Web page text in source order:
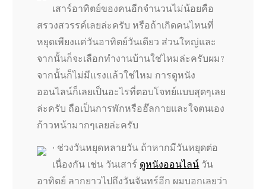
เสาร์อาทิตย์ของคนอีกจำนวนไม่น้อยคือ
สรวงสวรรค์เลยล่ะครับ หรือถ้าเกิดคนไหนที่
หยุดเพียงแค่วันอาทิตย์วันเดียว ส่วนใหญ่และ
จากนั้นก็จะเลือกทำงานบ้านใช่ไหมล่ะครับผม?
จากนั้นก็ไม่มีแรงแล้วใช่ไหม การดูหนัง
ออนไลน์ก็เลยเป็นอะไรที่ตอบโจทย์แบบสุดๆเลย
ล่ะครับ ถือเป็นการพักหรือฮ๊ลกายและใจตนเอง
ก้าวหน้ามากๆเลยล่ะครับ
• ช่วงวันหยุดหลายวัน ถ้าหากมีวันหยุดต่อ
เนื่องกัน เช่น วันเสาร์ดูหนังออนไลน์วัน
อาทิตย์ ลากยาวไปถึงวันจันทร์อีก ผมบอกเลยว่า